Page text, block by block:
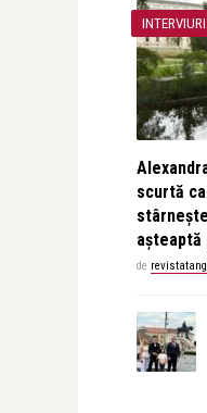
INTERVIURI
scurtă
așteaptă
de